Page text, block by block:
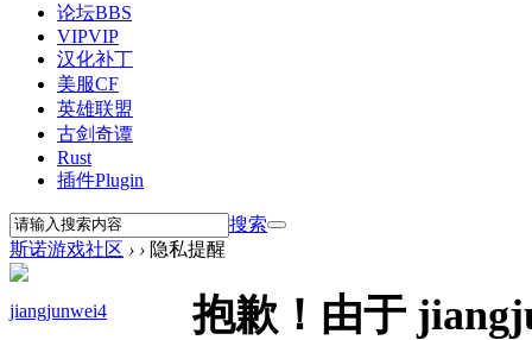
论坛BBS
VIPVIP
汉化补丁
美服CF
英雄联盟
古剑奇谭
Rust
插件Plugin
搜索
斯诺游戏社区 › › 隐私提醒
jiangjunwei4
抱歉！由于